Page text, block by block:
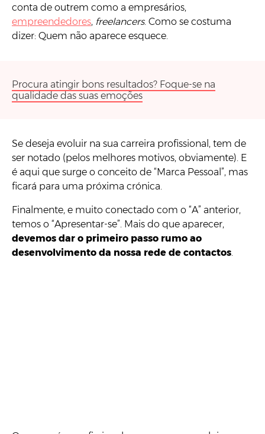
conta de outrem como a empresários,
empreendedores, freelancers. Como se costuma
dizer: Quem não aparece esquece.
Procura atingir bons resultados? Foque-se na
qualidade das suas emoções
Se deseja evoluir na sua carreira profissional, tem de
ser notado (pelos melhores motivos, obviamente). E
é aqui que surge o conceito de “Marca Pessoal”, mas
ficará para uma próxima crónica.
Finalmente, e muito conectado com o “A” anterior,
temos o “Apresentar-se”. Mais do que aparecer,
devemos dar o primeiro passo rumo ao
desenvolvimento da nossa rede de contactos.